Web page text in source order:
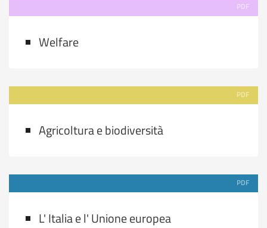
PDF
Welfare
PDF
Agricoltura e biodiversità
PDF
L' Italia e l' Unione europea